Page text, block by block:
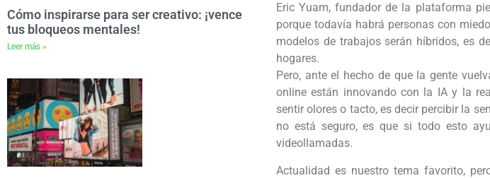
Cómo inspirarse para ser creativo: ¡vence
tus bloqueos mentales!
Leer más »
Eric Yuam, fundador de la plataforma
porque todavía habrá personas con
modelos de trabajos serán híbridos, es
hogares.
Pero, ante el hecho de que la gente
online están innovando con la IA y la
sentir olores o tacto, es decir percibir la
no está seguro, es que si todo esto
videollamadas.
Actualidad es nuestro tema favorito,